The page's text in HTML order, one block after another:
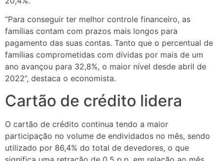
“Para conseguir ter melhor controle financeiro, as
famílias contam com prazos mais longos para
pagamento das suas contas. Tanto que o percentual de
famílias comprometidas com dívidas por mais de um
ano avançou para 32,8%, o maior nível desde abril de
2022”, destaca o economista.
Cartão de crédito lidera
O cartão de crédito continua tendo a maior
participação no volume de endividados no mês, sendo
utilizado por 86,4% do total de devedores, o que